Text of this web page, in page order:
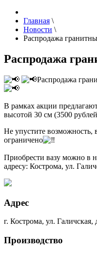
Главная \
Новости \
Распродажа
Распродажа
Распродажа
В рамках акции
высотой 30 см (3500
Не упустите возможность,
ограничено
Приобрести вазу можно в
адресу: Кострома, ул.
Адрес
г. Кострома, ул.
Производство